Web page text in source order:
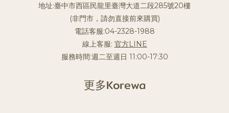
地址:臺中市西區民龍里臺灣大道二段285號20樓
(非門市，請勿直接前來購買)
電話客服:04-2328-1988
線上客服: 官方LINE
服務時間:週二至週日 11:00-17:30
更多Korewa